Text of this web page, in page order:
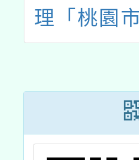
理「桃園
學年度本
補充教材
教學活動
選活動